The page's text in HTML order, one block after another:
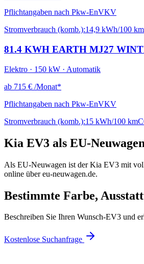
Pflichtangaben nach Pkw-EnVKV
Stromverbrauch (komb.):14,9 kWh/100 km
81.4 KWH EARTH MJ27
Elektro · 150 kW · Automatik
ab 715 € /Monat*
Pflichtangaben nach Pkw-EnVKV
Stromverbrauch (komb.):15 kWh/100 km
Kia EV3 als EU-
Als EU-Neuwagen ist der Kia EV3 mit
online über eu-neuwagen.de.
Bestimmte Farbe,
Beschreiben Sie Ihren Wunsch-EV3 und
Kostenlose Suchanfrage